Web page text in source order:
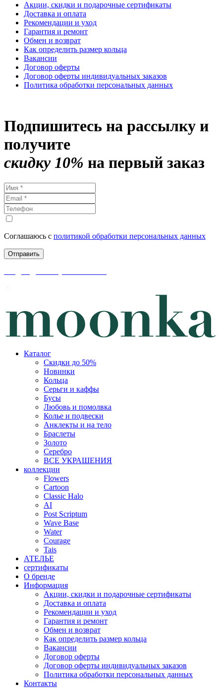
Акции, скидки и подарочные сертификаты
Доставка и оплата
Рекомендации и уход
Гарантия и ремонт
Обмен и возврат
Как определить размер кольца
Вакансии
Договор оферты
Договор оферты индивидуальных заказов
Политика обработки персональных данных
Подпишитесь на рассылку и
получите
скидку 10% на первый заказ
Соглашаюсь с политикой обработки персональных данных
Каталог
Скидки до 50%
Новинки
Кольца
Серьги и каффы
Бусы
Любовь и помолвка
Колье и подвески
Анклекты и на тело
Браслеты
Золото
Серебро
ВСЕ УКРАШЕНИЯ
коллекции
Flowers
Cartoon
Classic Halo
AI
Post Scriptum
Wave Base
Water
Courage
Tais
АТЕЛЬЕ
сертификаты
О бренде
Информация
Акции, скидки и подарочные сертификаты
Доставка и оплата
Рекомендации и уход
Гарантия и ремонт
Обмен и возврат
Как определить размер кольца
Вакансии
Договор оферты
Договор оферты индивидуальных заказов
Политика обработки персональных данных
Контакты